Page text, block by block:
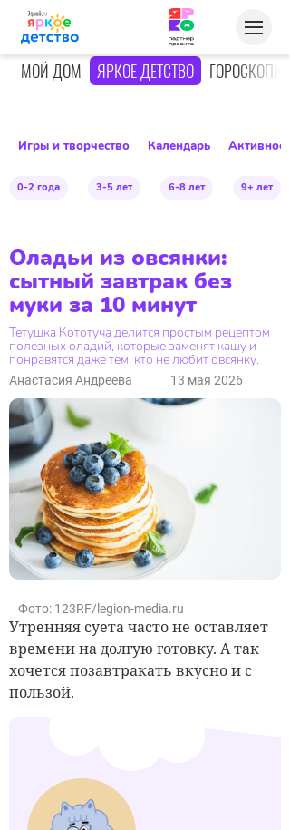
МОЙ ДОМ ЯРКОЕ ДЕТСТВО ГОРОСКОПЫ
Игры и творчество Календарь Активное
0-2 года 3-5 лет 6-8 лет 9+ лет
Оладьи из овсянки:
сытный завтрак без
муки за 10 минут
Тетушка Кототуча делится простым рецептом
полезных оладий, которые заменят кашу и
понравятся даже тем, кто не любит овсянку.
Анастасия Андреева 13 мая 2026
Фото: 123RF/legion-media.ru
Утренняя суета часто не оставляет
времени на долгую готовку. А так
хочется позавтракать вкусно и с
пользой.